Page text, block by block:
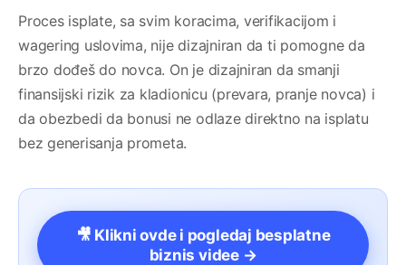
Proces isplate, sa svim koracima, verifikacijom i
wagering uslovima, nije dizajniran da ti pomogne da
brzo dođeš do novca. On je dizajniran da smanji
finansijski rizik za kladionicu (prevara, pranje novca) i
da obezbedi da bonusi ne odlaze direktno na isplatu
bez generisanja prometa.
🎥 Klikni ovde i pogledaj besplatne
biznis videe →